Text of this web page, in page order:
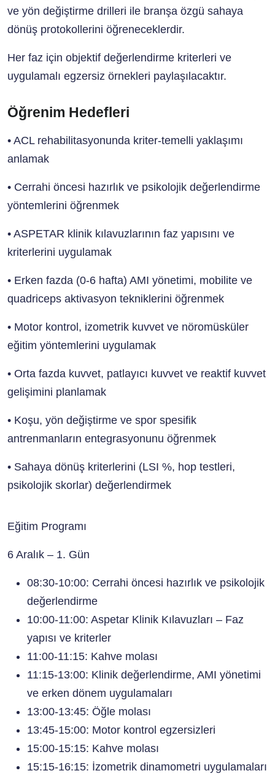
ve yön değiştirme drilleri ile branşa özgü sahaya
dönüş protokollerini öğreneceklerdir.
Her faz için objektif değerlendirme kriterleri ve
uygulamalı egzersiz örnekleri paylaşılacaktır.
Öğrenim Hedefleri
• ACL rehabilitasyonunda kriter-temelli yaklaşımı
anlamak
• Cerrahi öncesi hazırlık ve psikolojik değerlendirme
yöntemlerini öğrenmek
• ASPETAR klinik kılavuzlarının faz yapısını ve
kriterlerini uygulamak
• Erken fazda (0-6 hafta) AMI yönetimi, mobilite ve
quadriceps aktivasyon tekniklerini öğrenmek
• Motor kontrol, izometrik kuvvet ve nöromüsküler
eğitim yöntemlerini uygulamak
• Orta fazda kuvvet, patlayıcı kuvvet ve reaktif kuvvet
gelişimini planlamak
• Koşu, yön değiştirme ve spor spesifik
antrenmanların entegrasyonunu öğrenmek
• Sahaya dönüş kriterlerini (LSI %, hop testleri,
psikolojik skorlar) değerlendirmek
Eğitim Programı
6 Aralık – 1. Gün
08:30-10:00: Cerrahi öncesi hazırlık ve psikolojik
değerlendirme
10:00-11:00: Aspetar Klinik Kılavuzları – Faz
yapısı ve kriterler
11:00-11:15: Kahve molası
11:15-13:00: Klinik değerlendirme, AMI yönetimi
ve erken dönem uygulamaları
13:00-13:45: Öğle molası
13:45-15:00: Motor kontrol egzersizleri
15:00-15:15: Kahve molası
15:15-16:15: İzometrik dinamometri uygulamaları